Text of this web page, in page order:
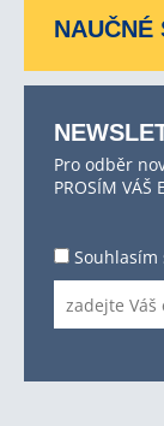
NAUČNÉ
Pro odběr
PROSÍM VÁŠ
Souhlasím